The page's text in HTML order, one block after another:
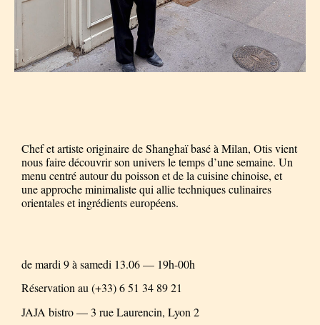
Chef et artiste originaire de Shanghaï basé à Milan, Otis vient
nous faire découvrir son univers le temps d’une semaine. Un
menu centré autour du poisson et de la cuisine chinoise, et
une approche minimaliste qui allie techniques culinaires
orientales et ingrédients européens.
de mardi 9 à samedi 13.06 — 19h-00h
Réservation au (+33) 6 51 34 89 21
JAJA bistro — 3 rue Laurencin, Lyon 2